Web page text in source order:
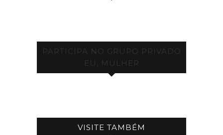
PARTICIPA NO GRUPO PRIVADO
EU, MULHER
VISITE TAMBÉM